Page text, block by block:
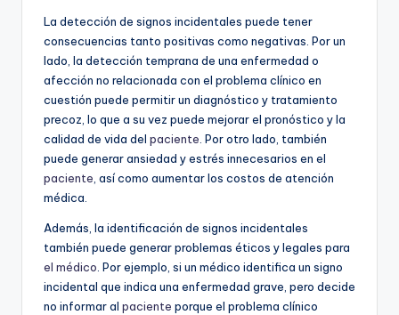
La detección de signos incidentales puede tener
consecuencias tanto positivas como negativas. Por un
lado, la detección temprana de una enfermedad o
afección no relacionada con el problema clínico en
cuestión puede permitir un diagnóstico y tratamiento
precoz, lo que a su vez puede mejorar el pronóstico y la
calidad de vida del paciente . Por otro lado, también
puede generar ansiedad y estrés innecesarios en el
paciente , así como aumentar los costos de atención
médica.
Además, la identificación de signos incidentales
también puede generar problemas éticos y legales para
el médico . Por ejemplo, si un médico identifica un signo
incidental que indica una enfermedad grave, pero decide
no informar al paciente porque el problema clínico